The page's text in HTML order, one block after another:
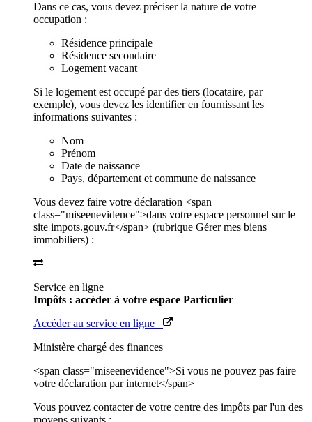
Dans ce cas, vous devez préciser la nature de votre
occupation :
Résidence principale
Résidence secondaire
Logement vacant
Si le logement est occupé par des tiers (locataire, par
exemple), vous devez les identifier en fournissant les
informations suivantes :
Nom
Prénom
Date de naissance
Pays, département et commune de naissance
Vous devez faire votre déclaration <span
class="miseenevidence">dans votre espace personnel sur le
site impots.gouv.fr</span> (rubrique Gérer mes biens
immobiliers) :
Service en ligne
Impôts : accéder à votre espace Particulier
Accéder au service en ligne
Ministère chargé des finances
<span class="miseenevidence">Si vous ne pouvez pas faire
votre déclaration par internet</span>
Vous pouvez contacter de votre centre des impôts par l'un des